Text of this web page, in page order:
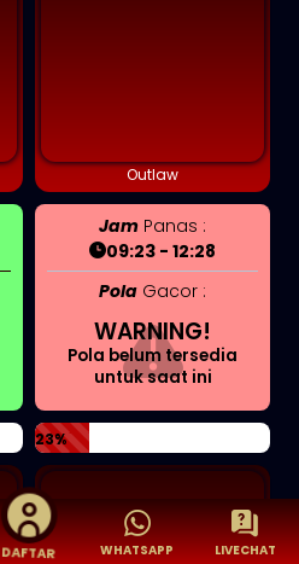
Outlaw
Jam Panas :
09:23 - 12:28
Pola Gacor :
WARNING!
Pola belum tersedia
untuk saat ini
23%
DAFTAR WHATSAPP LIVECHAT